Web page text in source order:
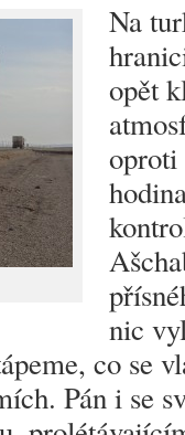
Na
opět
oproti
nic
co se
Pán i se